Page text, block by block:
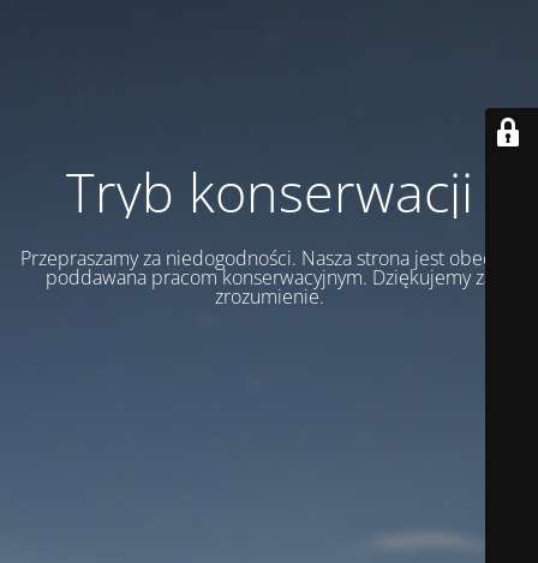
Tryb konserwacji
Przepraszamy za niedogodności. Nasza strona jest obecnie
poddawana pracom konserwacyjnym. Dziękujemy za
zrozumienie.